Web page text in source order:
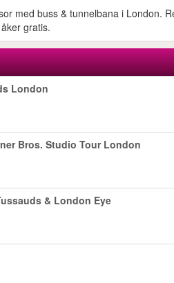
med buss & tunnelbana i London.
gratis.
London
Bros. Studio Tour London
& London Eye